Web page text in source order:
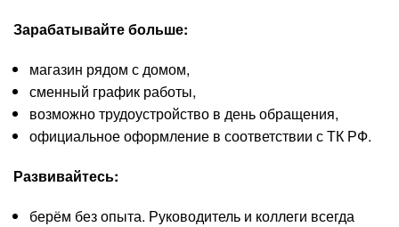
Зарабатывайте больше:
магазин рядом с домом,
сменный график работы,
возможно трудоустройство в день обращения,
официальное оформление в соответствии с ТК РФ.
Развивайтесь:
берём без опыта. Руководитель и коллеги всегда